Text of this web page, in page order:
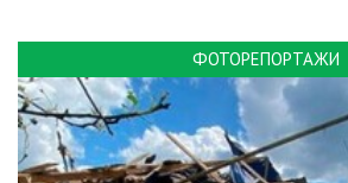
ФОТОРЕПОРТАЖИ